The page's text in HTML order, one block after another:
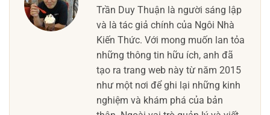
Trần Duy Thuận là người sáng lập
và là tác giả chính của Ngôi Nhà
Kiến Thức. Với mong muốn lan tỏa
những thông tin hữu ích, anh đã
tạo ra trang web này từ năm 2015
như một nơi để ghi lại những kinh
nghiệm và khám phá của bản